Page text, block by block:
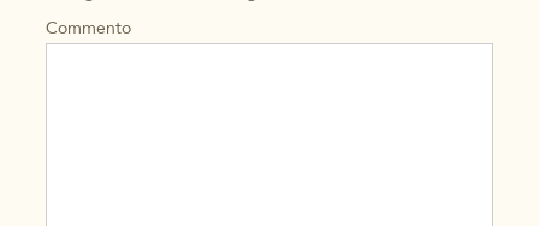
Commento